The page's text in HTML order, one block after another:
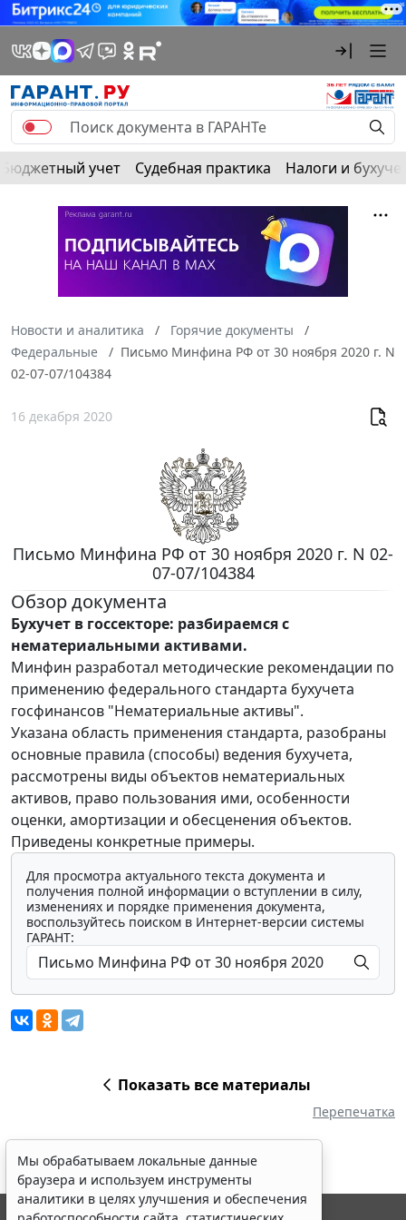
Бюджетный учет Судебная практика Налоги и
Новости и аналитика
Горячие документы
Федеральные
Письмо Минфина РФ от 30 ноября 2020 г. N
02-07-07/104384
16 декабря 2020
Письмо Минфина РФ от 30 ноября 2020 г. N 02-
07-07/104384
Обзор документа
Бухучет в госсекторе: разбираемся с
нематериальными активами.
Минфин разработал методические рекомендации по
применению федерального стандарта бухучета
госфинансов "Нематериальные активы".
Указана область применения стандарта, разобраны
основные правила (способы) ведения бухучета,
рассмотрены виды объектов нематериальных
активов, право пользования ими, особенности
оценки, амортизации и обесценения объектов.
Приведены конкретные примеры.
Для просмотра актуального текста документа и
получения полной информации о вступлении в силу,
изменениях и порядке применения документа,
воспользуйтесь поиском в Интернет-версии системы
ГАРАНТ:
Показать все материалы
Перепечатка
Мы обрабатываем локальные данные
браузера и используем инструменты
аналитики в целях улучшения и обеспечения